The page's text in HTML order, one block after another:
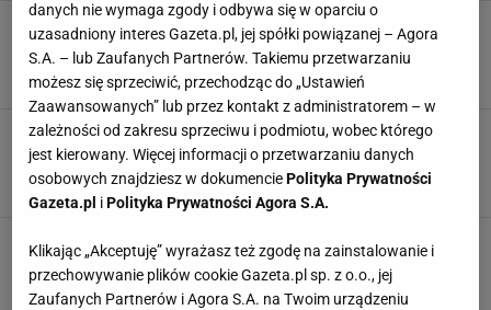
Halloweenowe dekoracje last minute, czyli jak
ozdobić dom w najstraszniejszą noc w roku
DODATKI DO DOMU HALLOWEEN JESIENNE OZDOBY
Jak mieszka Klaudia Halejcio? Jej dom opływa
w luksusy. "Niektórzy to mają raj na ziemi"
DEKORACJE DODATKI DO DOMU DOM KLAUDIA HALEJCIO
Jak odmienić wygląd twojego salonu na jesień?
Te 3 dodatki dodadzą luksusu do wnętrza
ARANŻACJE WNĘTRZ DODATKI DO DOMU PORADY WNĘTRZA
danych nie wymaga zgody i odbywa się w oparciu o
uzasadniony interes Gazeta.pl, jej spółki powiązanej – Agora
S.A. – lub Zaufanych Partnerów. Takiemu przetwarzaniu
możesz się sprzeciwić, przechodząc do „Ustawień
Zaawansowanych” lub przez kontakt z administratorem – w
zależności od zakresu sprzeciwu i podmiotu, wobec którego
jest kierowany. Więcej informacji o przetwarzaniu danych
osobowych znajdziesz w dokumencie Polityka Prywatności
Gazeta.pl i Polityka Prywatności Agora S.A.
Klikając „Akceptuję” wyrażasz też zgodę na zainstalowanie i
przechowywanie plików cookie Gazeta.pl sp. z o.o., jej
Zaufanych Partnerów i Agora S.A. na Twoim urządzeniu